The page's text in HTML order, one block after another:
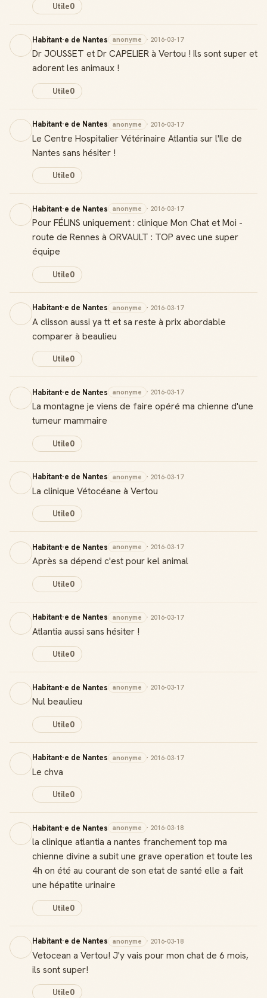
Utile0
Habitant·e de Nantes anonyme · 2016-03-17
Dr JOUSSET et Dr CAPELIER à Vertou ! Ils sont super et
adorent les animaux !
Utile0
Habitant·e de Nantes anonyme · 2016-03-17
Le Centre Hospitalier Vétérinaire Atlantia sur l'Ile de
Nantes sans hésiter !
Utile0
Habitant·e de Nantes anonyme · 2016-03-17
Pour FÉLINS uniquement : clinique Mon Chat et Moi -
route de Rennes à ORVAULT : TOP avec une super
équipe
Utile0
Habitant·e de Nantes anonyme · 2016-03-17
A clisson aussi ya tt et sa reste à prix abordable
comparer à beaulieu
Utile0
Habitant·e de Nantes anonyme · 2016-03-17
La montagne je viens de faire opéré ma chienne d'une
tumeur mammaire
Utile0
Habitant·e de Nantes anonyme · 2016-03-17
La clinique Vétocéane à Vertou
Utile0
Habitant·e de Nantes anonyme · 2016-03-17
Après sa dépend c'est pour kel animal
Utile0
Habitant·e de Nantes anonyme · 2016-03-17
Atlantia aussi sans hésiter !
Utile0
Habitant·e de Nantes anonyme · 2016-03-17
Nul beaulieu
Utile0
Habitant·e de Nantes anonyme · 2016-03-17
Le chva
Utile0
Habitant·e de Nantes anonyme · 2016-03-18
la clinique atlantia a nantes franchement top ma
chienne divine a subit une grave operation et toute les
4h on été au courant de son etat de santé elle a fait
une hépatite urinaire
Utile0
Habitant·e de Nantes anonyme · 2016-03-18
Vetocean a Vertou! J'y vais pour mon chat de 6 mois,
ils sont super!
Utile0
Reconnaissance locale
Deviens une référence dans ta ville
Notifications
Créer mon compte Guide